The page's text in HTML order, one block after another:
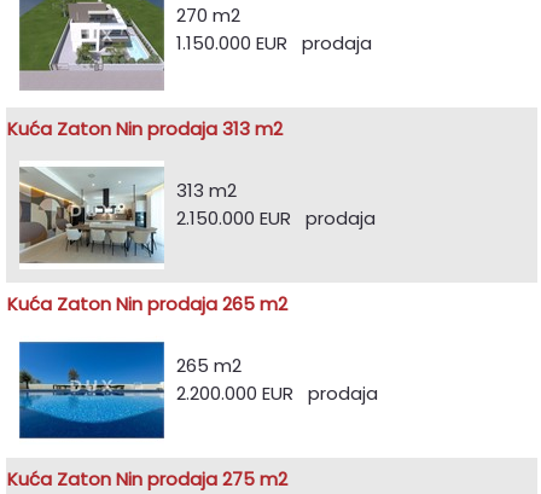
270 m2
1.150.000 EUR prodaja
Kuća Zaton Nin prodaja 313 m2
313 m2
2.150.000 EUR prodaja
Kuća Zaton Nin prodaja 265 m2
265 m2
2.200.000 EUR prodaja
Kuća Zaton Nin prodaja 275 m2